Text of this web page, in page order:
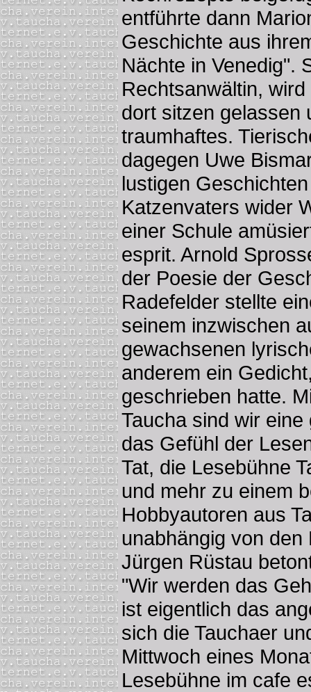
entführte dann
Geschichte aus
Nächte in Venedig".
Rechtsanwältin,
dort sitzen gelassen
traumhaftes.
dagegen Uwe
lustigen
Katzenvaters wider
einer Schule
esprit. Arnold
der Poesie der
Radefelder stellte
seinem inzwischen
gewachsenen
anderem ein
geschrieben hatte.
Taucha sind wir
das Gefühl der
Tat, die Lesebühne
und mehr zu einem
Hobbyautoren aus
unabhängig von
Jürgen Rüstau
"Wir werden das
ist eigentlich das
sich die Tauchaer
Mittwoch eines
Lesebühne im cafe